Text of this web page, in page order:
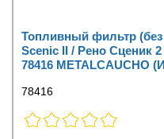
Топливный фильтр
Scenic II / Рено Сценик 2
78416 METALCAUCHO
78416